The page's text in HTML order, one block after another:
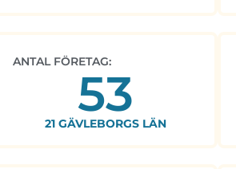
ANTAL FÖRETAG:
53
21 GÄVLEBORGS LÄN